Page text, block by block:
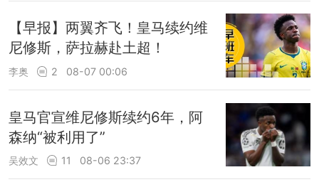
【早报】两翼齐飞！皇马续约维
尼修斯，萨拉赫赴土超！
李奥 2 08-07 00:06
皇马官宣维尼修斯续约6年，阿
森纳“被利用了”
吴效文 11 08-06 23:37